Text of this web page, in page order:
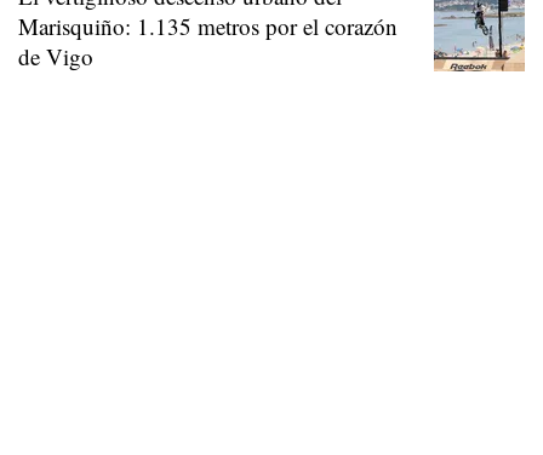
Marisquiño: 1.135 metros por el corazón
de Vigo